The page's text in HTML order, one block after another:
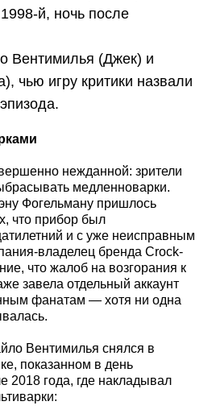
й, ночь после
Вентимилья (Джек) и
чью игру критики назвали
нежданной: зрители
медленноварки.
Фогельману пришлось
что прибор был
и с уже неисправным
владелец бренда Crock-
что жалоб на возгорания к
завела отдельный аккаунт
фанатам — хотя ни одна
Вентимилья снялся в
показанном в день
2018 года, где накладывал